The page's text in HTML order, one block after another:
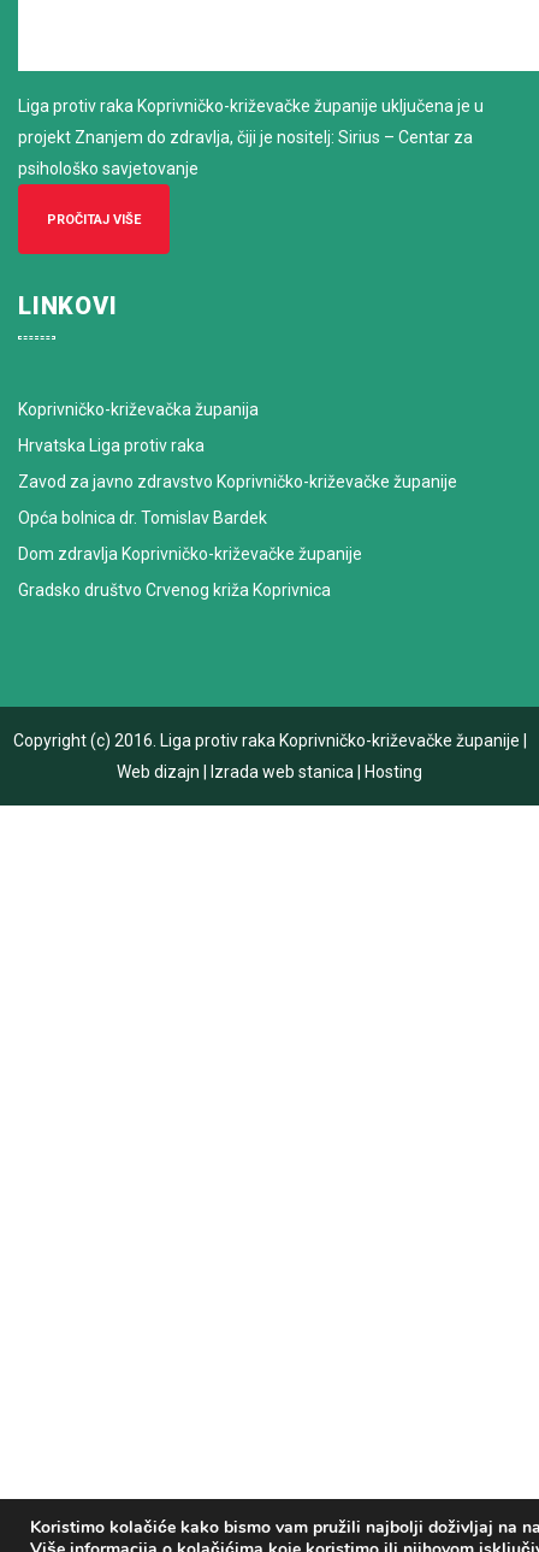
Koristimo kolačiće kako bismo vam pružili najbolji doživljaj na
Liga protiv raka Koprivničko-križevačke županije uključena je u
projekt Znanjem do zdravlja, čiji je nositelj: Sirius – Centar za
psihološko savjetovanje
PROČITAJ VIŠE
LINKOVI
Koprivničko-križevačka županija
Hrvatska Liga protiv raka
Zavod za javno zdravstvo Koprivničko-križevačke županije
Opća bolnica dr. Tomislav Bardek
Dom zdravlja Koprivničko-križevačke županije
Gradsko društvo Crvenog križa Koprivnica
Copyright (c) 2016. Liga protiv raka Koprivničko-križevačke županije
Web dizajn
Izrada web stanica Hosting